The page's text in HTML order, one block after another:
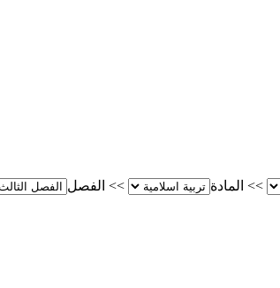
>> المادة >> الفصل